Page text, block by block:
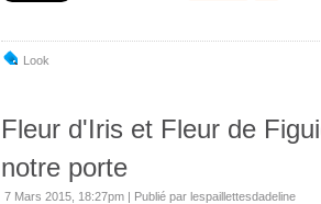
Look
Fleur d'Iris et Fleur de
notre porte
7 Mars 2015, 18:27pm | Publié par lespaillettesdadeline